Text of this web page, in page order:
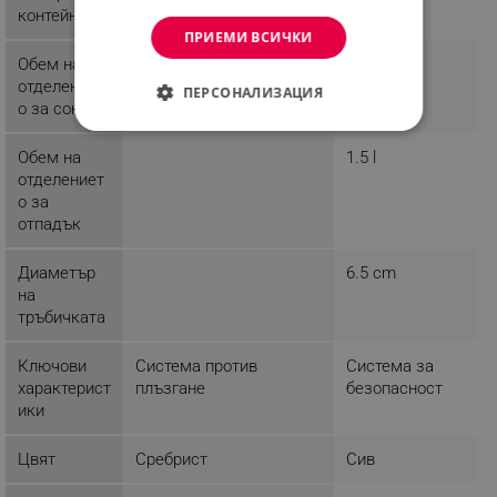
контейнер
Обем на
отделениет
о за сок
Обем на
отделениет
о за
отпадък
1.5 l
Диаметър
на
тръбичката
6.5 cm
Ключови
характерист
ики
Система против
плъзгане
Система за
безопасност
Цвят Сребрист Сив
ПРИЕМИ ВСИЧКИ
ПЕРСОНАЛИЗАЦИЯ
СТРОГО НЕОБХОДИМО